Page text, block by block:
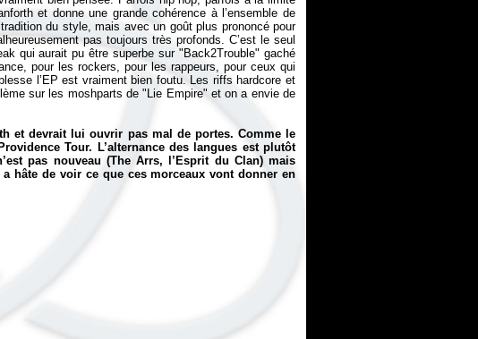
et donne une grande cohérence à l’ensemble de
du style, mais avec un goût plus prononcé pour
pas toujours très profonds. C’est le seul
qui aurait pu être superbe sur "Back2Trouble" gaché
pour les rockers, pour les rappeurs, pour ceux qui
l’EP est vraiment bien foutu. Les riffs hardcore et
sur les moshparts de "Lie Empire" et on a envie de
et devrait lui ouvrir pas mal de portes. Comme le
Tour. L’alternance des langues est plutôt
pas nouveau (The Arrs, l’Esprit du Clan) mais
hâte de voir ce que ces morceaux vont donner en